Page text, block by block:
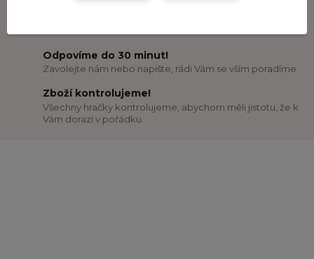
Odpovíme do 30 minut!
Zavolejte nám nebo napište, rádi Vám se vším poradíme.
Zboží kontrolujeme!
Všechny hračky kontrolujeme, abychom měli jistotu, že k
Vám dorazí v pořádku.